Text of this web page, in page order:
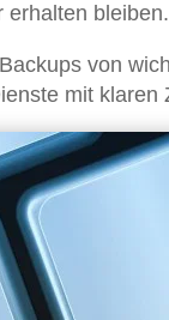
erhalten bleiben.
von
mit klaren